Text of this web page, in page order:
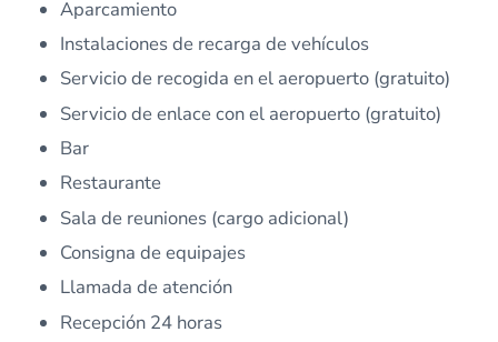
Aparcamiento
Instalaciones de recarga de vehículos
Servicio de recogida en el aeropuerto (gratuito)
Servicio de enlace con el aeropuerto (gratuito)
Bar
Restaurante
Sala de reuniones (cargo adicional)
Consigna de equipajes
Llamada de atención
Recepción 24 horas